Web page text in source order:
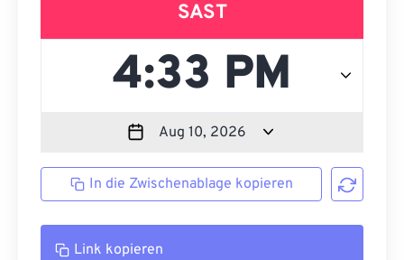
SAST
In die Zwischenablage kopieren
Link kopieren